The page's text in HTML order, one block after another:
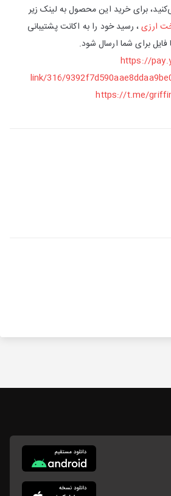
برای خرید این محصول به لینک زیر
ارزی، رسید خود را به اکانت پشتیبانی
فایل برای شما ارسال شود.
https://
link/316/
https://t.me/